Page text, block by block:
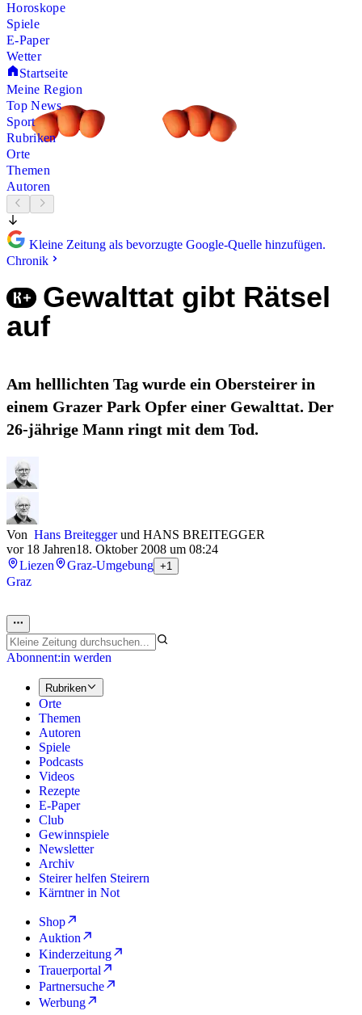
Horoskope
Spiele
E-Paper
Wetter
Startseite
Meine Region
Top News
Sport
Rubriken
Orte
Themen
Autoren
Kleine Zeitung als bevorzugte Google-Quelle hinzufügen.
Chronik
Gewalttat gibt Rätsel
auf
Am helllichten Tag wurde ein Obersteirer in
einem Grazer Park Opfer einer Gewalttat. Der
26-jährige Mann ringt mit dem Tod.
Von Hans Breiteggerund HANS BREITEGGER
vor 18 Jahren18. Oktober 2008 um 08:24
Liezen
Graz-Umgebung +1
Graz
Abonnent:in werden
Rubriken
Orte
Themen
Autoren
Spiele
Podcasts
Videos
Rezepte
E-Paper
Club
Gewinnspiele
Newsletter
Archiv
Steirer helfen Steirern
Kärntner in Not
Shop
Auktion
Kinderzeitung
Trauerportal
Partnersuche
Werbung